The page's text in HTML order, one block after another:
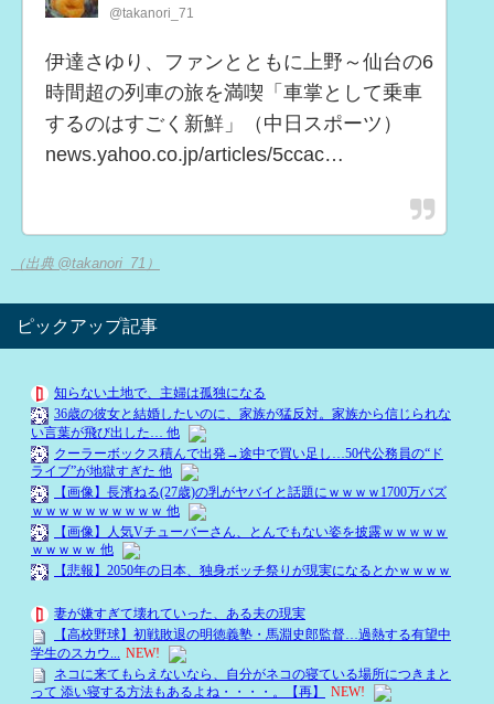
@takanori_71
伊達さゆり、ファンとともに上野～仙台の6
時間超の列車の旅を満喫「車掌として乗車
するのはすごく新鮮」（中日スポーツ）
news.yahoo.co.jp/articles/5ccac…
（出典 @takanori_71）
ピックアップ記事